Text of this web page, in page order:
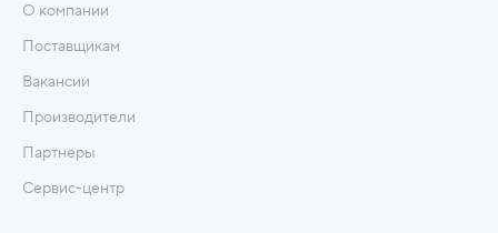
О компании
Поставщикам
Вакансии
Производители
Партнеры
Сервис-центр